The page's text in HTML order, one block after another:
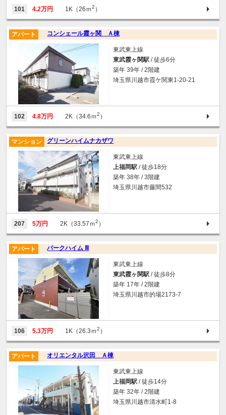
101 4.2万円 1K（26ｍ2 ）
コンシェール霞ヶ関 Ａ棟
アパート
東武東上線
東武霞ヶ関駅 / 徒歩6分
築年 39年 / 2階建
埼玉県川越市霞ケ関東1-20-21
102 4.8万円 2K（34.6ｍ2 ）
グリーンハイムナカザワ
マンション
東武東上線
上福岡駅 / 徒歩18分
築年 38年 / 3階建
埼玉県川越市藤間532
207 5万円 2K（33.57ｍ2 ）
パークハイム Ⅲ
アパート
東武東上線
東武霞ヶ関駅 / 徒歩8分
築年 17年 / 2階建
埼玉県川越市的場2173-7
106 5.3万円 1K（26.3ｍ2 ）
オリエンタル沢田 Ａ棟
アパート
東武東上線
上福岡駅 / 徒歩14分
築年 32年 / 2階建
埼玉県川越市清水町1-8